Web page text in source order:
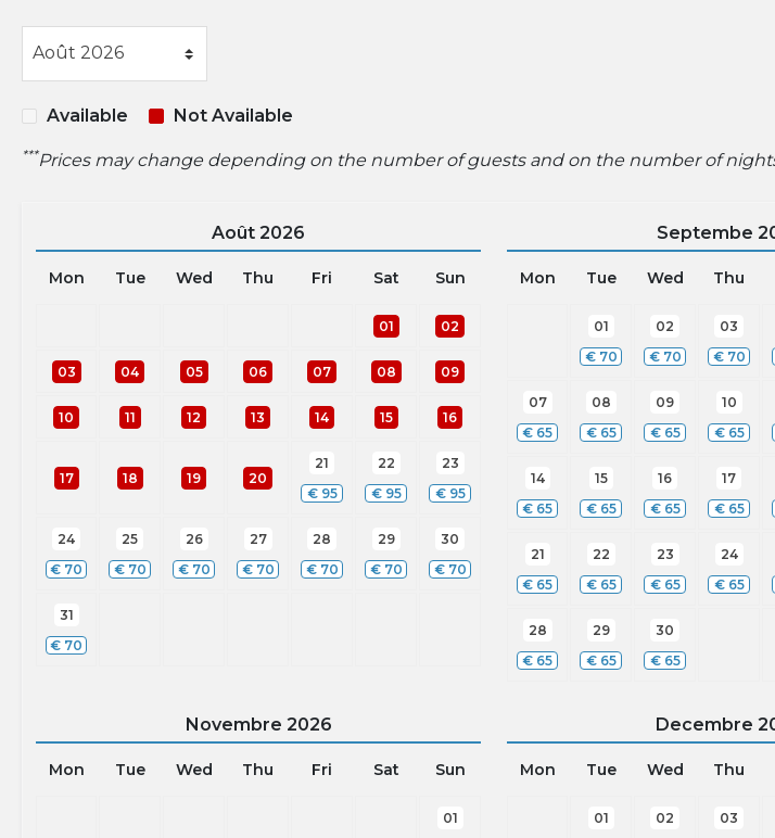
Available Not Available
***Prices may change depending on the number of guests and on the number of
Août 2026
Mon Tue Wed Thu Fri Sat Sun
01 02
03 04 05 06 07 08 09
10 11 12 13 14 15 16
17 18 19 20
21
€ 95
22
€ 95
23
€ 95
24
€ 70
25
€ 70
26
€ 70
27
€ 70
28
€ 70
29
€ 70
30
€ 70
31
€ 70
Septembe
Mon Tue Wed Thu
01
€ 70
02
€ 70
03
€ 70
07
€ 65
08
€ 65
09
€ 65
10
€ 65
14
€ 65
15
€ 65
16
€ 65
17
€ 65
21
€ 65
22
€ 65
23
€ 65
24
€ 65
28
€ 65
29
€ 65
30
€ 65
Novembre 2026
Mon Tue Wed Thu Fri Sat Sun
01
Decembre
Mon Tue Wed Thu
01
02
03